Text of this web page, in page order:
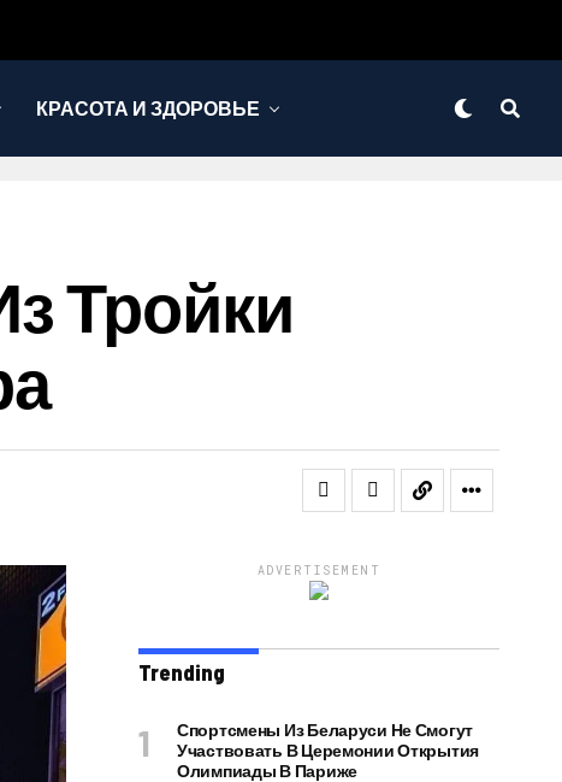
КРАСОТА И ЗДОРОВЬЕ
Тройки
ADVERTISEMENT
Trending
Спортсмены Из Беларуси Не Смогут
Участвовать В Церемонии Открытия
Олимпиады В Париже